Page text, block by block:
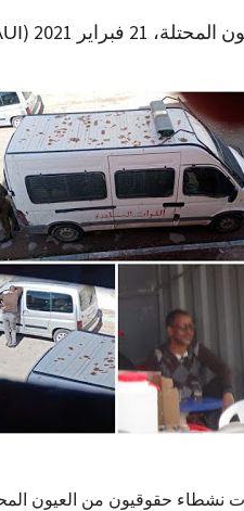
21 فبراير 2021 (
نشطاء حقوقيون من العيون